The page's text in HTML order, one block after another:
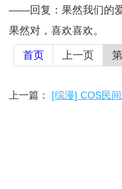
——回复：果然我们的
果然对，喜欢喜欢。
首页 上一页
上一篇： [综漫] COS民